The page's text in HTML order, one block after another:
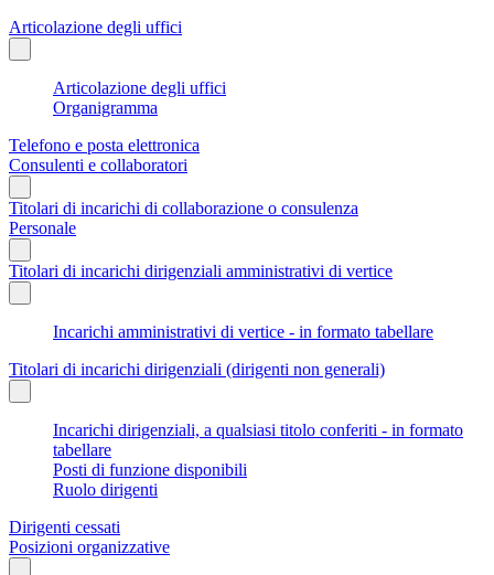
Articolazione degli uffici
Articolazione degli uffici
Organigramma
Telefono e posta elettronica
Consulenti e collaboratori
Titolari di incarichi di collaborazione o consulenza
Personale
Titolari di incarichi dirigenziali amministrativi di vertice
Incarichi amministrativi di vertice - in formato tabellare
Titolari di incarichi dirigenziali (dirigenti non generali)
Incarichi dirigenziali, a qualsiasi titolo conferiti - in formato
tabellare
Posti di funzione disponibili
Ruolo dirigenti
Dirigenti cessati
Posizioni organizzative